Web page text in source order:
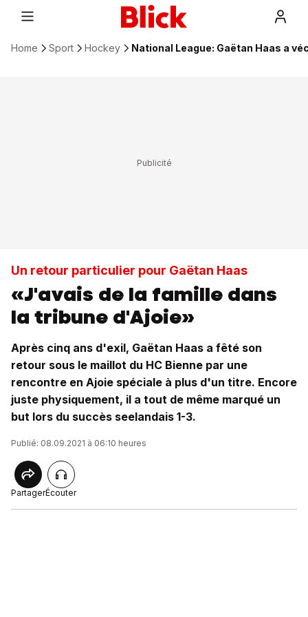
Home Sport Hockey National League: Gaëtan Haas a
Un retour particulier pour Gaëtan Haas
«J'avais de la famille dans
la tribune d'Ajoie»
Après cinq ans d'exil, Gaëtan Haas a fêté son
retour sous le maillot du HC Bienne par une
rencontre en Ajoie spéciale à plus d'un titre. Encore
juste physiquement, il a tout de même marqué un
but lors du succès seelandais 1-3.
Publié: 08.09.2021 à 06:10 heures
PartagerÉcouter